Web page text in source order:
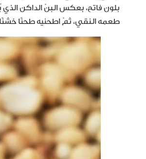
بلون فاتح، بعكس البنّ الداكن
طعمه النقي، ثمّ اطحنيه طحنًا